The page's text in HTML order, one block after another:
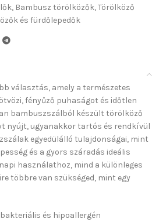
, Bambusz törölközők,Törölköző
és fürdőlepedők
választás, amely a természetes
fényűző puhaságot és időtlen
bambuszszálból készült törölköző
nyújt, ugyanakkor tartós és rendkívül
egyedülálló tulajdonságai, mint
és a gyors száradás ideális
használathoz, mind a különleges
többre van szükséged, mint egy
és hipoallergén